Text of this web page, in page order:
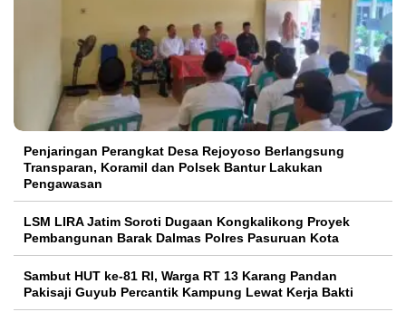
Penjaringan Perangkat Desa Rejoyoso Berlangsung
Transparan, Koramil dan Polsek Bantur Lakukan
Pengawasan
LSM LIRA Jatim Soroti Dugaan Kongkalikong Proyek
Pembangunan Barak Dalmas Polres Pasuruan Kota
Sambut HUT ke-81 RI, Warga RT 13 Karang Pandan
Pakisaji Guyub Percantik Kampung Lewat Kerja Bakti